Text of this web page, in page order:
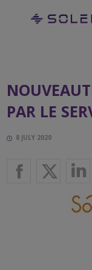
PAR LE
8 JULY 2020